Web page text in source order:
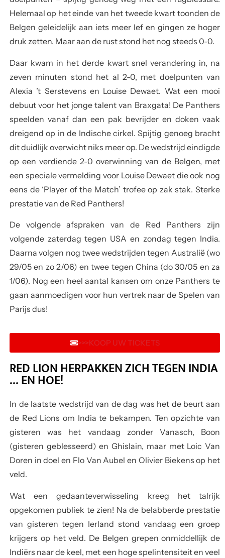
Helemaal op het einde van het tweede kwart toonden de
Belgen geleidelijk aan iets meer lef en gingen ze hoger
druk zetten. Maar aan de rust stond het nog steeds 0-0.
Daar kwam in het derde kwart snel verandering in, na
zeven minuten stond het al 2-0, met doelpunten van
Alexia ’t Serstevens en Louise Dewaet. Wat een mooi
debuut voor het jonge talent van Braxgata! De Panthers
speelden vanaf dan een pak bevrijder en doken vaak
dreigend op in de Indische cirkel. Spijtig genoeg bracht
dit duidlijk overwicht niks meer op. De wedstrijd eindigde
op een verdiende 2-0 overwinning van de Belgen, met
een speciale vermelding voor Louise Dewaet die ook nog
eens de ‘Player of the Match’ trofee op zak stak. Sterke
prestatie van de Red Panthers!
De volgende afspraken van de Red Panthers zijn
volgende zaterdag tegen USA en zondag tegen India.
Daarna volgen nog twee wedstrijden tegen Australië (wo
29/05 en zo 2/06) en twee tegen China (do 30/05 en za
1/06). Nog een heel aantal kansen om onze Panthers te
gaan aanmoedigen voor hun vertrek naar de Spelen van
Parijs dus!
>>>KOOP UW TICKETS
RED LION HERPAKKEN ZICH TEGEN INDIA
… EN HOE!
In de laatste wedstrijd van de dag was het de beurt aan
de Red Lions om India te bekampen. Ten opzichte van
gisteren was het vandaag zonder Vanasch, Boon
(gisteren geblesseerd) en Ghislain, maar met Loic Van
Doren in doel en Flo Van Aubel en Olivier Biekens op het
veld.
Wat een gedaanteverwisseling kreeg het talrijk
opgekomen publiek te zien! Na de belabberde prestatie
van gisteren tegen Ierland stond vandaag een groep
krijgers op het veld. De Belgen grepen onmiddellijk de
Indiërs naar de keel, met een hoge spelintensiteit en veel